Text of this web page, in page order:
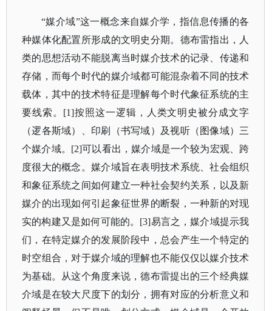
“媒介域”这一概念来自媒介学，指信息传播的各
种媒体化配置所形成的文明史分期。德布雷指出，人
类的思想活动不能脱离当时媒介技术的记录、传递和
存储，而每个时代的媒介域都可能混杂着不同的技术
载体，其中的技术特征是理解每个时代象征系统的主
要线索。[1]按照这一逻辑，人类文明史被分成文字
（逻各斯域）、印刷（书写域）及视听（图像域）三
个媒介域。[2]可以看出，媒介域是一个较为宏观、跨
度很大的概念。媒介域旨在表明技术系统、社会组织
和象征系统之间如何建立一种社会契约关系，以及新
媒介的出现如何引起象征世界的断裂，一种新的对现
实的构建又是如何可能的。[3]易言之，媒介域提示我
们，在特定媒介的发展阶段中，总会产生一个特定的
时空组合，对于媒介域的理解也不能仅仅以媒介技术
为基础。从这个角度来说，德布雷提出的三个经典媒
介域是在较大尺度下的划分，拥有对应的分析意义和